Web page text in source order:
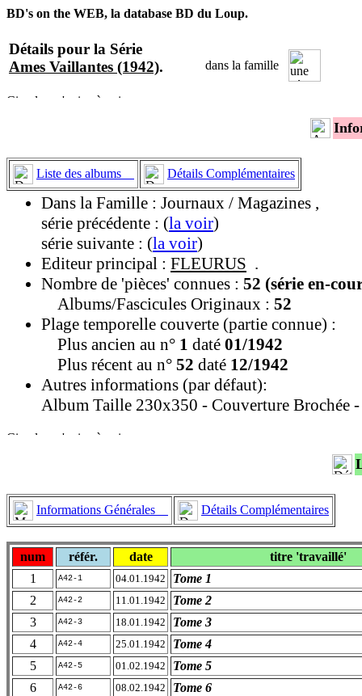
BD's on the WEB, la database BD du Loup.
Détails pour la Série
Ames Vaillantes (1942). dans la famille
Liste des albums Détails Complémentaires
Dans la Famille : Journaux / Magazines ,
série précédente : (la voir)
série suivante : (la voir)
Editeur principal : FLEURUS .
Nombre de 'pièces' connues : 52 (série en-
Albums/Fascicules Originaux : 52
Plage temporelle couverte (partie connue) :
Plus ancien au n° 1 daté 01/1942
Plus récent au n° 52 daté 12/1942
Autres informations (par défaut):
Album Taille 230x350 - Couverture Brochée
Informations Générales Détails Complémentaires
num référ. date
titre 'travaillé'
1
A42-1 04.01.1942
Tome 1
2
A42-2 11.01.1942
Tome 2
3
A42-3 18.01.1942
Tome 3
4
A42-4 25.01.1942
Tome 4
5
A42-5 01.02.1942
Tome 5
6
A42-6 08.02.1942
Tome 6